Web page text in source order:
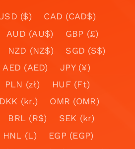
($)
CAD (CAD$)
AUD (AU$)
GBP (£)
NZD (NZ$)
SGD (S$)
AED (AED)
JPY (¥)
PLN (zł)
HUF (Ft)
DKK (kr.)
OMR (OMR)
BRL (R$)
SEK (kr)
HNL (L)
EGP (EGP)